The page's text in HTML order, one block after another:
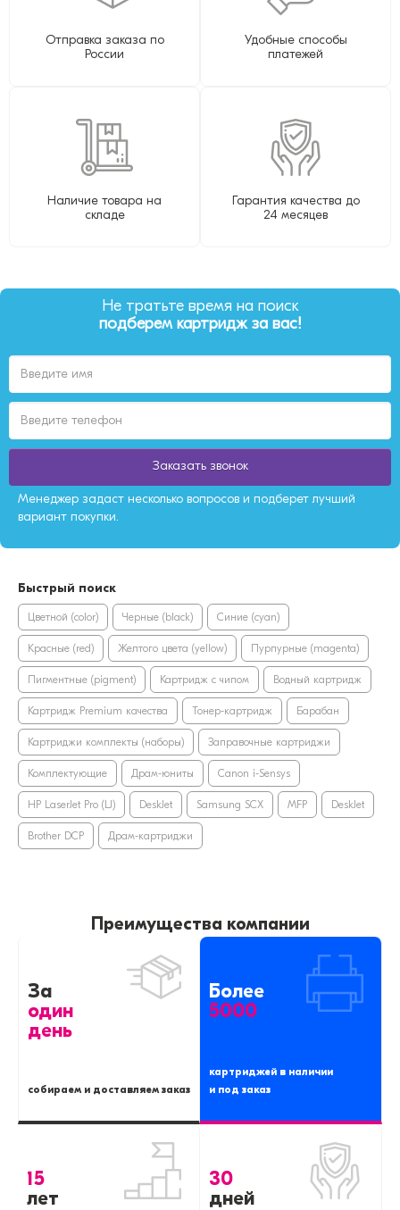
Отправка заказа по
России
Удобные способы
платежей
Наличие товара на
складе
Гарантия качества до
24 месяцев
Не тратьте время на поиск
подберем картридж за вас!
Заказать звонок
Менеджер задаст несколько вопросов и подберет лучший
вариант покупки.
Быстрый поиск
Цветной (color) Черные (black) Синие (cyan)
Красные (red) Желтого цвета (yellow) Пурпурные (magenta)
Пигментные (pigment) Картридж с чипом Водный картридж
Картридж Premium качества Тонер-картридж Барабан
Картриджи комплекты (наборы) Заправочные картриджи
Комплектующие Драм-юниты Canon i-Sensys
HP LaserJet Pro (LJ) DeskJet Samsung SCX MFP DeskJet
Brother DCP Драм-картриджи
Преимущества компании
За
один
день
собираем и доставляем заказ
Более
5000
картриджей в наличии
и под заказ
15
лет
30
дней